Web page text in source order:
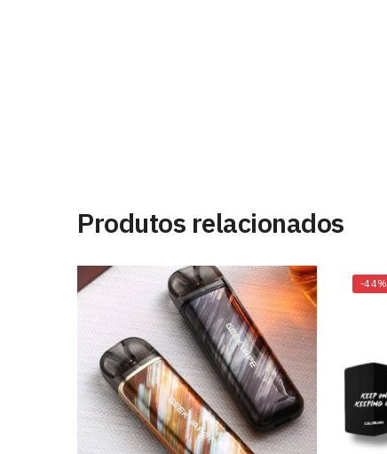
Produtos relacionados
-44%